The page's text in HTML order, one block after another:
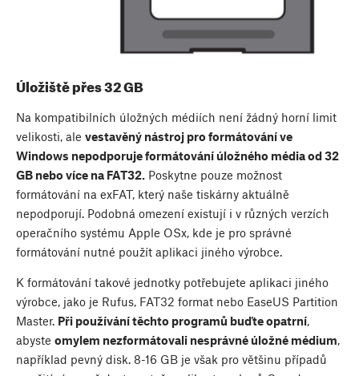
Úložiště přes 32 GB
Na kompatibilních úložných médiích není žádný horní limit
velikosti, ale vestavěný nástroj pro formátování ve
Windows nepodporuje formátování úložného média od 32
GB nebo více na FAT32. Poskytne pouze možnost
formátování na exFAT, který naše tiskárny aktuálně
nepodporují. Podobná omezení existují i v různých verzích
operačního systému Apple OSx, kde je pro správné
formátování nutné použít aplikaci jiného výrobce.
K formátování takové jednotky potřebujete aplikaci jiného
výrobce, jako je Rufus, FAT32 format nebo EaseUS Partition
Master. Při používání těchto programů buďte opatrní,
abyste omylem nezformátovali nesprávné úložné médium,
například pevný disk. 8-16 GB je však pro většinu případů